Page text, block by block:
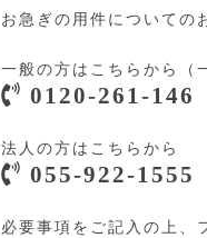
お急ぎの用件についての
一般の方はこちらから（
0120-261-146
法人の方はこちらから
055-922-1555
必要事項をご記入の上、